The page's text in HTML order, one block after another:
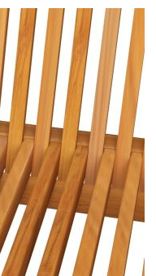
си с бутона "Добави в
да изберете броя
Adăugați produsul în
selecta detaliile
цел.
си с бутона "Добави в
да изберете броя
цел.
с бутона "Добави в
да изберете броя